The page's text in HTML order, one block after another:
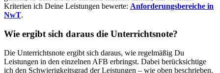
Kriterien ich Deine Leistungen bewerte: Anforderungsbereiche in
NwT.
Wie ergibt sich daraus die Unterrichtsnote?
Die Unterrichtsnote ergibt sich daraus, wie regelmäßig Du
Leistungen in den einzelnen AFB erbringst. Dabei berücksichtige
ich den Schwierigkeitsgrad der Leistungen – wie oben beschrieben.